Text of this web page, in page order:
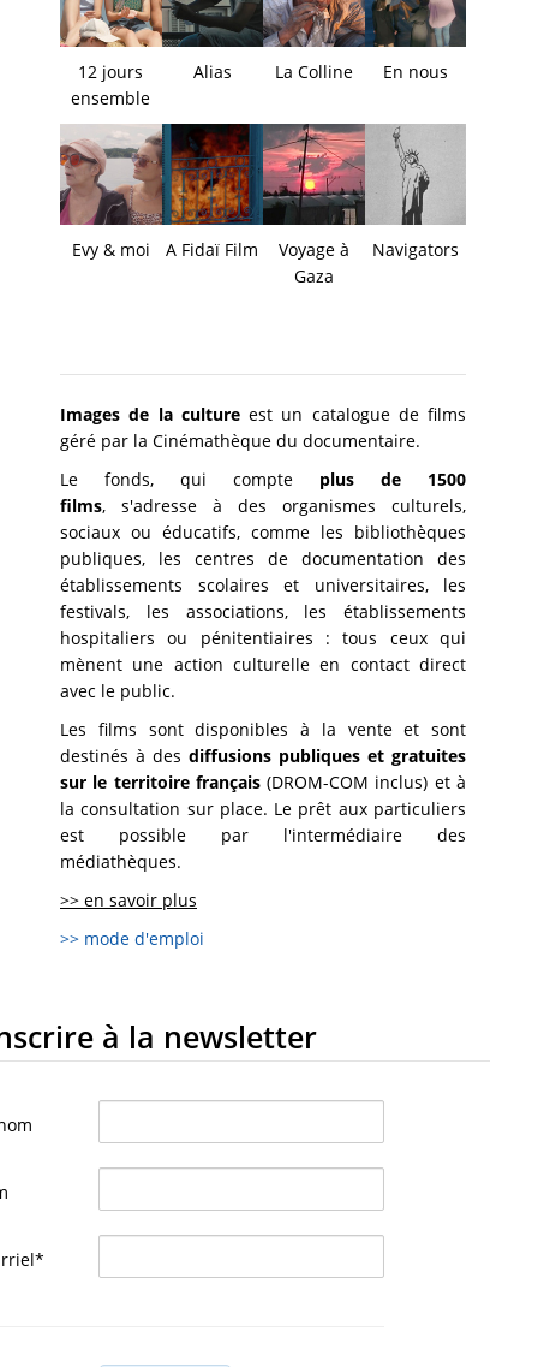
12 jours
ensemble
Alias La Colline En nous
Evy & moi A Fidaï Film
Voyage à
Gaza
Navigators
Images de la cultureest un catalogue de films
géré par la Cinémathèque du documentaire.
Le fonds, qui compte plus de 1500
films, s'adresse à des organismes culturels,
sociaux ou éducatifs, comme les bibliothèques
publiques, les centres de documentation des
établissements scolaires et universitaires, les
festivals, les associations, les établissements
hospitaliers ou pénitentiaires : tous ceux qui
mènent une action culturelle en contact direct
avec le public.
Les films sont disponibles à la vente et sont
destinés à des diffusions publiques et gratuites
sur le territoire français(DROM-COM inclus) et à
la consultation sur place. Le prêt aux particuliers
est possible par l'intermédiaire des
médiathèques.
>> en savoir plus
>> mode d'emploi
à la newsletter